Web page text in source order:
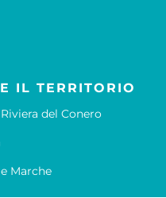
IL TERRITORIO
del Conero
Marche